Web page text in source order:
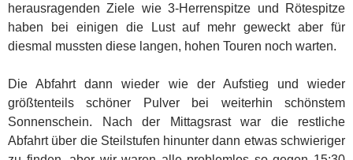
herausragenden Ziele wie 3-Herrenspitze und Rötespitze
haben bei einigen die Lust auf mehr geweckt aber für
diesmal mussten diese langen, hohen Touren noch warten.
Die Abfahrt dann wieder wie der Aufstieg und wieder
größtenteils schöner Pulver bei weiterhin schönstem
Sonnenschein. Nach der Mittagsrast war die restliche
Abfahrt über die Steilstufen hinunter dann etwas schwieriger